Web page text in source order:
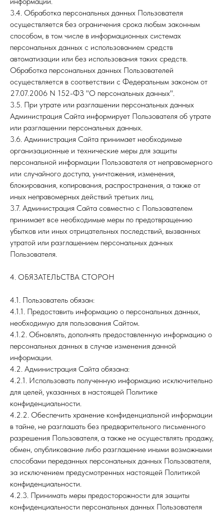
3.4. Обработка персональных данных Пользователя
осуществляется без ограничения срока любым законным
способом, в том числе в информационных системах
персональных данных с использованием средств
автоматизации или без использования таких средств.
Обработка персональных данных Пользователей
осуществляется в соответствии с Федеральным законом от
27.07.2006 N 152-ФЗ "О персональных данных".
3.5. При утрате или разглашении персональных данных
Администрация Сайта информирует Пользователя об утрате
или разглашении персональных данных.
3.6. Администрация Сайта принимает необходимые
организационные и технические меры для защиты
персональной информации Пользователя от неправомерного
или случайного доступа, уничтожения, изменения,
блокирования, копирования, распространения, а также от
иных неправомерных действий третьих лиц.
3.7. Администрация Сайта совместно с Пользователем
принимает все необходимые меры по предотвращению
убытков или иных отрицательных последствий, вызванных
утратой или разглашением персональных данных
Пользователя.
4. ОБЯЗАТЕЛЬСТВА СТОРОН
4.1. Пользователь обязан:
4.1.1. Предоставить информацию о персональных данных,
необходимую для пользования Сайтом.
4.1.2. Обновлять, дополнять предоставленную информацию о
персональных данных в случае изменения данной
информации.
4.2. Администрация Сайта обязана:
4.2.1. Использовать полученную информацию исключительно
для целей, указанных в настоящей Политике
конфиденциальности.
4.2.2. Обеспечить хранение конфиденциальной информации
в тайне, не разглашать без предварительного письменного
разрешения Пользователя, а также не осуществлять продажу,
обмен, опубликование либо разглашение иными возможными
способами переданных персональных данных Пользователя,
за исключением предусмотренных настоящей Политикой
конфиденциальности.
4.2.3. Принимать меры предосторожности для защиты
конфиденциальности персональных данных Пользователя